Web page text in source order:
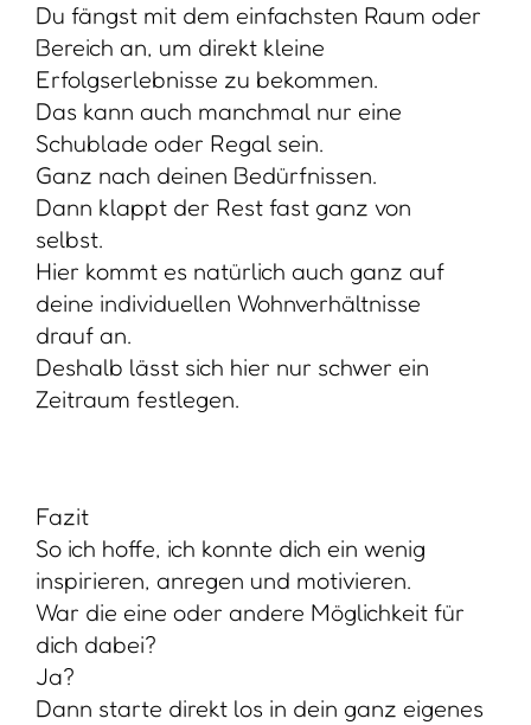
Du fängst mit dem einfachsten Raum oder
Bereich an, um direkt kleine
Erfolgserlebnisse zu bekommen.
Das kann auch manchmal nur eine
Schublade oder Regal sein.
Ganz nach deinen Bedürfnissen.
Dann klappt der Rest fast ganz von
selbst.
Hier kommt es natürlich auch ganz auf
deine individuellen Wohnverhältnisse
drauf an.
Deshalb lässt sich hier nur schwer ein
Zeitraum festlegen.
Fazit
So ich hoffe, ich konnte dich ein wenig
inspirieren, anregen und motivieren.
War die eine oder andere Möglichkeit für
dich dabei?
Ja?
Dann starte direkt los in dein ganz eigenes